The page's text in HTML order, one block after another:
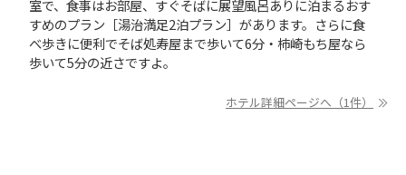
室で、食事はお部屋、すぐそばに展望風呂ありに泊まるおす
すめのプラン［湯治満足2泊プラン］があります。さらに食
べ歩きに便利でそば処寿屋まで歩いて6分・柿崎もち屋なら
歩いて5分の近さですよ。
ホテル詳細ページへ（1件）